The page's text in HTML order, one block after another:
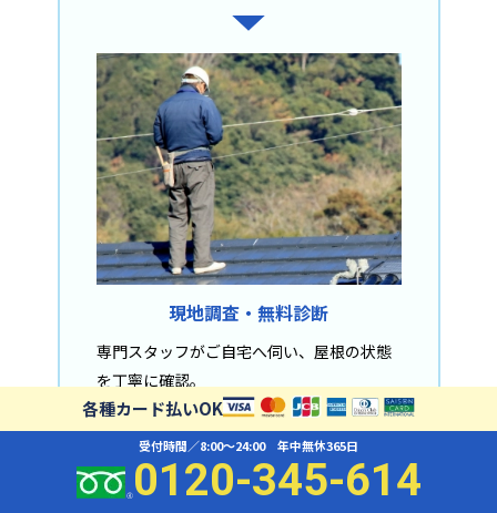
現地調査・無料診断
専門スタッフがご自宅へ伺い、屋根の状態
を丁寧に確認。
必要に応じて屋根裏や外壁もチェックしま
す。
各種カード払いOK
受付時間／8:00〜24:00 年中無休365日
0120-345-614